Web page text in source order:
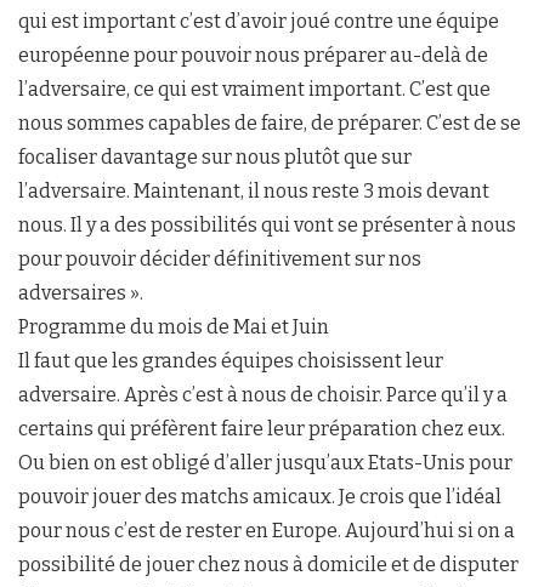
qui est important c’est d’avoir joué contre une équipe
européenne pour pouvoir nous préparer au-delà de
l’adversaire, ce qui est vraiment important. C’est que
nous sommes capables de faire, de préparer. C’est de se
focaliser davantage sur nous plutôt que sur
l’adversaire. Maintenant, il nous reste 3 mois devant
nous. Il y a des possibilités qui vont se présenter à nous
pour pouvoir décider définitivement sur nos
adversaires ».
Programme du mois de Mai et Juin
Il faut que les grandes équipes choisissent leur
adversaire. Après c’est à nous de choisir. Parce qu’il y a
certains qui préfèrent faire leur préparation chez eux.
Ou bien on est obligé d’aller jusqu’aux Etats-Unis pour
pouvoir jouer des matchs amicaux. Je crois que l’idéal
pour nous c’est de rester en Europe. Aujourd’hui si on a
possibilité de jouer chez nous à domicile et de disputer